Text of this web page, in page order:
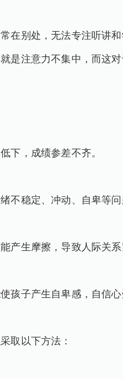
在别处，无法专注听讲
是注意力不集中，而这
下，成绩参差不齐。
不稳定、冲动、自卑等
产生摩擦，导致人际关系
孩子产生自卑感，自信心
取以下方法：